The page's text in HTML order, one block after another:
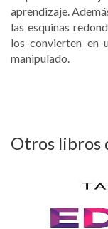
aprendizaje.
las esquinas
los convierten en
manipulado.
Otros libros